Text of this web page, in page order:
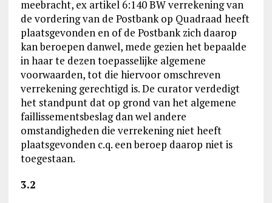
meebracht, ex artikel 6:140 BW verrekening van
de vordering van de Postbank op Quadraad heeft
plaatsgevonden en of de Postbank zich daarop
kan beroepen danwel, mede gezien het bepaalde
in haar te dezen toepasselijke algemene
voorwaarden, tot die hiervoor omschreven
verrekening gerechtigd is. De curator verdedigt
het standpunt dat op grond van het algemene
faillissementsbeslag dan wel andere
omstandigheden die verrekening niet heeft
plaatsgevonden c.q. een beroep daarop niet is
toegestaan.
3.2